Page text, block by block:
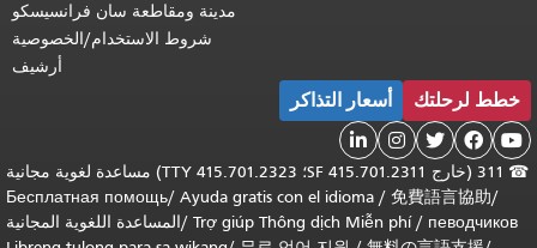
مدينة ومقاطعة سان فرانسيسكو
شروط الاستخدام/الخصوصية
أرشيف
خطط لرحلتك أسعار التذاكر





☎
311 (خارج SF 415.701.2311؛ TTY 415.701.2323) مساعدة لغوية مجانية
/
免費語言協助
/
Ayuda gratis con el idioma
/
Бесплатная помощь
певодчиков
/
Trợ giúp Thông dịch Miễn phí
/المساعدة اللغوية المجانية